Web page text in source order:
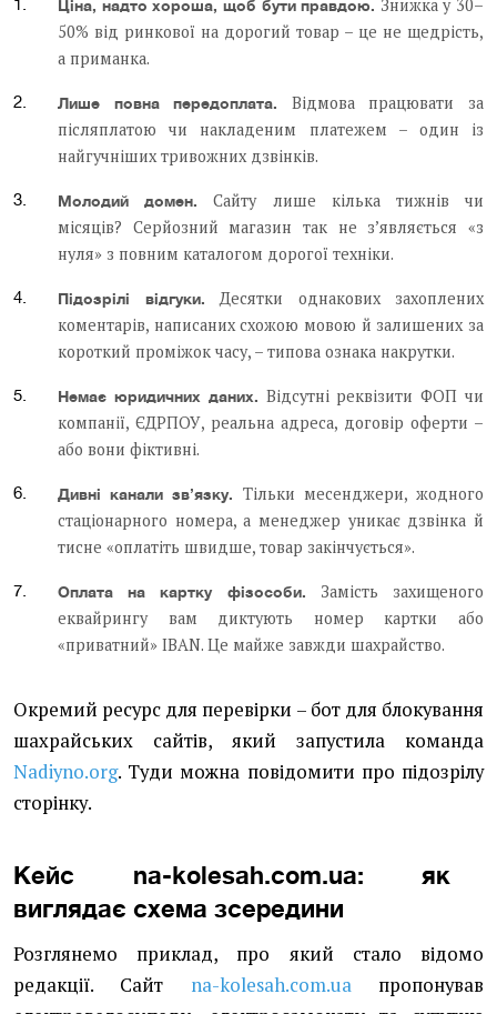
Ціна, надто хороша, щоб бути правдою. Знижка у 30–
50% від ринкової на дорогий товар – це не щедрість,
а приманка.
Лише повна передоплата. Відмова працювати за
післяплатою чи накладеним платежем – один із
найгучніших тривожних дзвінків.
Молодий домен.Сайту лише кілька тижнів чи
місяців? Серйозний магазин так не з’являється «з
нуля» з повним каталогом дорогої техніки.
Підозрілі відгуки. Десятки однакових захоплених
коментарів, написаних схожою мовою й залишених за
короткий проміжок часу, – типова ознака накрутки.
Немає юридичних даних. Відсутні реквізити ФОП чи
компанії, ЄДРПОУ, реальна адреса, договір оферти –
або вони фіктивні.
Дивні канали зв’язку. Тільки месенджери, жодного
стаціонарного номера, а менеджер уникає дзвінка й
тисне «оплатіть швидше, товар закінчується».
Оплата на картку фізособи. Замість захищеного
еквайрингу вам диктують номер картки або
«приватний» IBAN. Це майже завжди шахрайство.
Окремий ресурс для перевірки – бот для блокування
шахрайських сайтів, який запустила команда
Nadiyno.org. Туди можна повідомити про підозрілу
сторінку.
Кейс na-kolesah.com.ua: як
виглядає схема зсередини
Розглянемо приклад, про який стало відомо
редакції. Сайт na-kolesah.com.uaпропонував